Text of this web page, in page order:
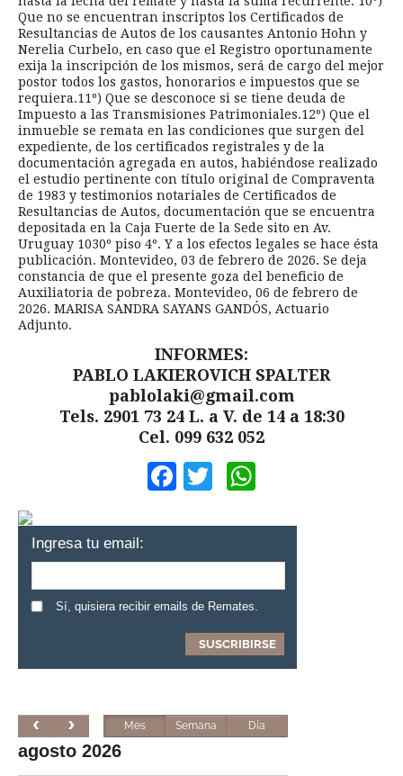
Que no se encuentran inscriptos los Certificados de
Resultancias de Autos de los causantes Antonio Hohn y
Nerelia Curbelo, en caso que el Registro oportunamente
exija la inscripción de los mismos, será de cargo del mejor
postor todos los gastos, honorarios e impuestos que se
requiera.11º) Que se desconoce si se tiene deuda de
Impuesto a las Transmisiones Patrimoniales.12º) Que el
inmueble se remata en las condiciones que surgen del
expediente, de los certificados registrales y de la
documentación agregada en autos, habiéndose realizado
el estudio pertinente con título original de Compraventa
de 1983 y testimonios notariales de Certificados de
Resultancias de Autos, documentación que se encuentra
depositada en la Caja Fuerte de la Sede sito en Av.
Uruguay 1030º piso 4º. Y a los efectos legales se hace ésta
publicación. Montevideo, 03 de febrero de 2026. Se deja
constancia de que el presente goza del beneficio de
Auxiliatoria de pobreza. Montevideo, 06 de febrero de
2026. MARISA SANDRA SAYANS GANDÓS, Actuario
Adjunto.
INFORMES:
PABLO LAKIEROVICH SPALTER
pablolaki@gmail.com
Tels. 2901 73 24 L. a V. de 14 a 18:30
Cel. 099 632 052
Facebook
Twitter
Ingresa tu email:
Sí, quisiera recibir emails de Remates.
Mes Semana Día
agosto 2026